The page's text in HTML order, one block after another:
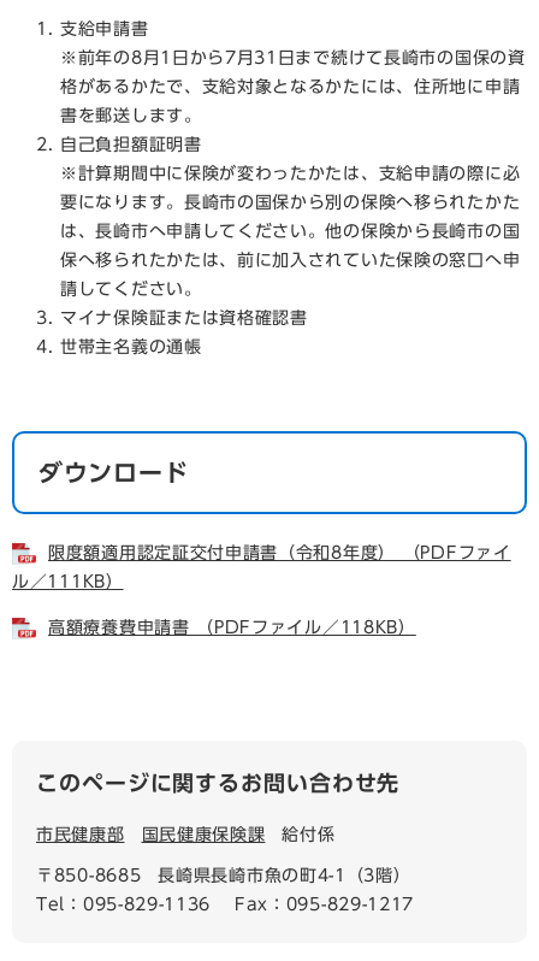
支給申請書
※前年の8月1日から7月31日まで続けて長崎市の国保の資
格があるかたで、支給対象となるかたには、住所地に申請
書を郵送します。
自己負担額証明書
※計算期間中に保険が変わったかたは、支給申請の際に必
要になります。長崎市の国保から別の保険へ移られたかた
は、長崎市へ申請してください。他の保険から長崎市の国
保へ移られたかたは、前に加入されていた保険の窓口へ申
請してください。
マイナ保険証または資格確認書
世帯主名義の通帳
ダウンロード
限度額適用認定証交付申請書（令和8年度） （PDFファイ
ル／111KB）
高額療養費申請書 （PDFファイル／118KB）
このページに関するお問い合わせ先
市民健康部 国民健康保険課 給付係
〒850-8685
長崎県長崎市魚の町4-1（3階）
Tel：095-829-1136
Fax：095-829-1217